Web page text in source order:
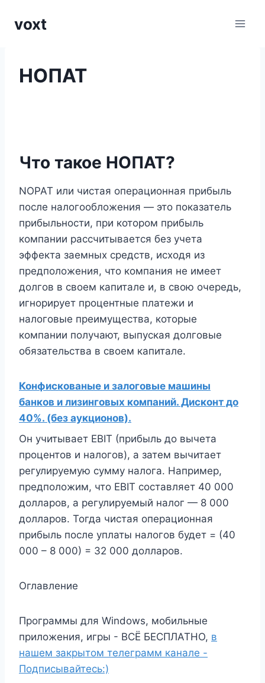
voxt
НОПАТ
Что такое НОПАТ?
NOPAT или чистая операционная прибыль
после налогообложения — это показатель
прибыльности, при котором прибыль
компании рассчитывается без учета
эффекта заемных средств, исходя из
предположения, что компания не имеет
долгов в своем капитале и, в свою очередь,
игнорирует процентные платежи и
налоговые преимущества, которые
компании получают, выпуская долговые
обязательства в своем капитале.
Конфискованые и залоговые машины
банков и лизинговых компаний. Дисконт до
40%. (без аукционов).
Он учитывает EBIT (прибыль до вычета
процентов и налогов), а затем вычитает
регулируемую сумму налога. Например,
предположим, что EBIT составляет 40 000
долларов, а регулируемый налог — 8 000
долларов. Тогда чистая операционная
прибыль после уплаты налогов будет = (40
000 – 8 000) = 32 000 долларов.
Оглавление
Программы для Windows, мобильные
приложения, игры - ВСЁ БЕСПЛАТНО, в
нашем закрытом телеграмм канале -
Подписывайтесь:)